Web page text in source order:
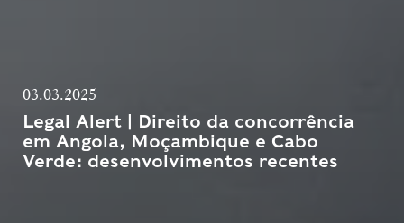
03.03.2025
Legal Alert | Direito da concorrência
em Angola, Moçambique e Cabo
Verde: desenvolvimentos recentes